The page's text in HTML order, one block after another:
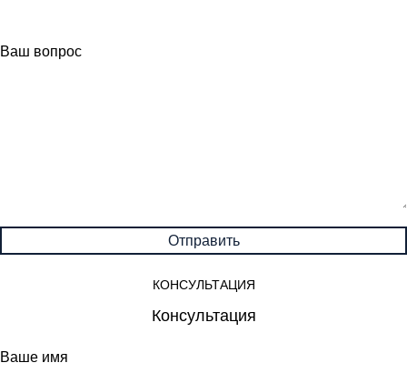
Ваш вопрос
КОНСУЛЬТАЦИЯ
Консультация
Ваше имя